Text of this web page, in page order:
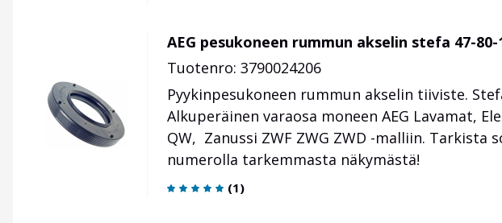
AEG pesukoneen rummun akselin stefa 47-80-
Tuotenro: 3790024206
Pyykinpesukoneen rummun akselin tiiviste.
Alkuperäinen varaosa moneen AEG Lavamat,
QW, Zanussi ZWF ZWG ZWD -malliin. Tarkista
numerolla tarkemmasta näkymästä!
(1)